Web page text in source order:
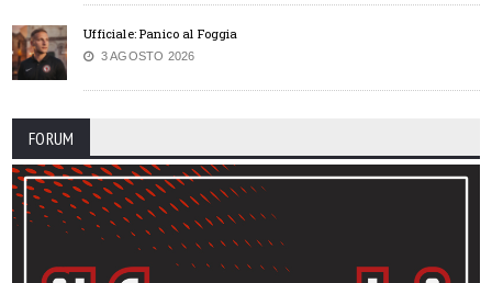
Ufficiale: Panico al Foggia
3 AGOSTO 2026
FORUM